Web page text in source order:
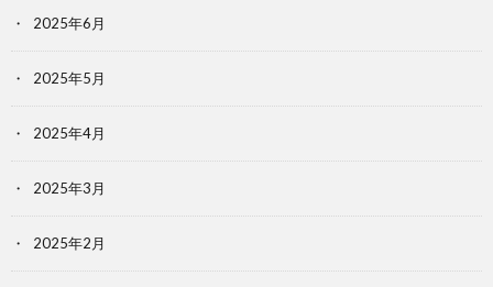
2025年6月
2025年5月
2025年4月
2025年3月
2025年2月